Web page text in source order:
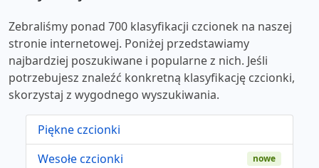
Zebraliśmy ponad 700 klasyfikacji czcionek na naszej
stronie internetowej. Poniżej przedstawiamy
najbardziej poszukiwane i popularne z nich. Jeśli
potrzebujesz znaleźć konkretną klasyfikację czcionki,
skorzystaj z wygodnego wyszukiwania.
Piękne czcionki
Wesołe czcionki
nowe